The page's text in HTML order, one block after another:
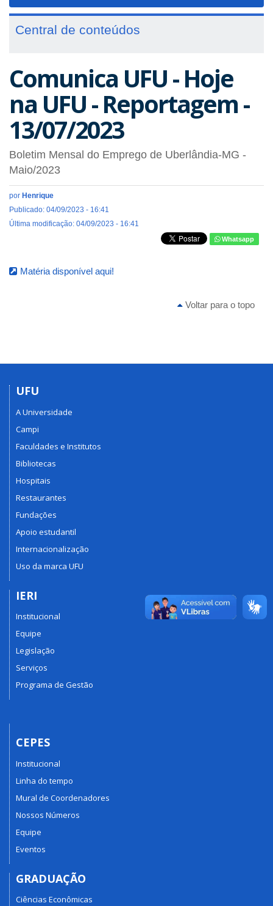
Central de conteúdos
Comunica UFU - Hoje
na UFU - Reportagem -
13/07/2023
Boletim Mensal do Emprego de Uberlândia-MG -
Maio/2023
por Henrique
Publicado: 04/09/2023 - 16:41
Última modificação: 04/09/2023 - 16:41
Whatsapp
Matéria disponível aqui!
Voltar para o topo
UFU
A Universidade
Campi
Faculdades e Institutos
Bibliotecas
Hospitais
Restaurantes
Fundações
Apoio estudantil
Internacionalização
Uso da marca UFU
IERI
Institucional
Equipe
Legislação
Serviços
Programa de Gestão
CEPES
Institucional
Linha do tempo
Mural de Coordenadores
Nossos Números
Equipe
Eventos
GRADUAÇÃO
Ciências Econômicas